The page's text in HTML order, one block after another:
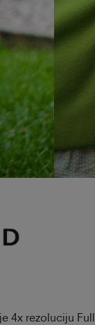
4x rezoluciju Full